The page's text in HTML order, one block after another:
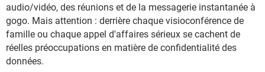
audio/vidéo, des réunions et de la messagerie instantanée à
gogo. Mais attention : derrière chaque visioconférence de
famille ou chaque appel d'affaires sérieux se cachent de
réelles préoccupations en matière de confidentialité des
données.